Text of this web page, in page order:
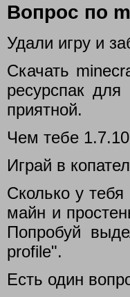
Вопрос по
Удали игру и
Скачать
ресурспак
приятной.
Чем тебе
Играй в
Сколько у
майн и
Попробуй
profile".
Есть один